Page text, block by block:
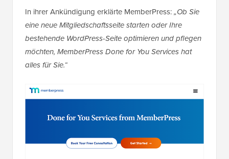
In ihrer Ankündigung erklärte MemberPress:„Ob Sie
eine neue Mitgliedschaftsseite starten oder Ihre
bestehende WordPress-Seite optimieren und pflegen
möchten, MemberPress Done for You Services hat
alles für Sie.“